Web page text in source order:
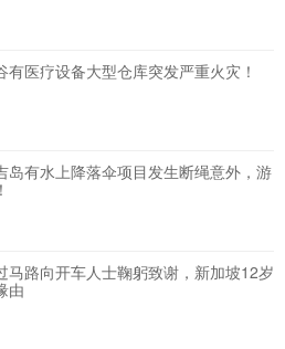
有医疗设备大型仓库突发严重火灾！
岛有水上降落伞项目发生断绳意外，游
马路向开车人士鞠躬致谢，新加坡12岁
由